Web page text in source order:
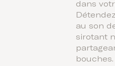
dans
au son
sirotant